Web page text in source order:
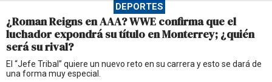
DEPORTES
¿Roman Reigns en AAA? WWE confirma que el
luchador expondrá su título en Monterrey; ¿quién
será su rival?
El “Jefe Tribal” quiere un nuevo reto en su carrera y esto se dará de
una forma muy especial.